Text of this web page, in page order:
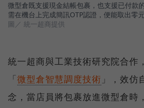
微型倉既支援現金結帳包裹，也支援已付款
需在機台上完成簡訊OTP認證，便能取出零元
圖／ 統一超商提供
統一超商與工業技術研究院合作
「微型倉智慧調度技術 」，效仿
念，當店員將包裹放進微型倉時